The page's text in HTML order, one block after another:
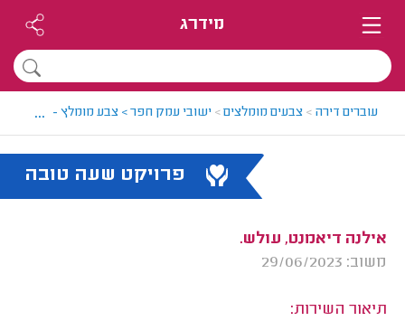
מידרג
עוברים דירה > צבעים מומלצים> ישובי עמק חפר > צבע מומלץ - בועז
...
פרויקט שעה טובה
אילנה דיאמנט, עולש.
משוב: 29/06/2023
תיאור השירות: